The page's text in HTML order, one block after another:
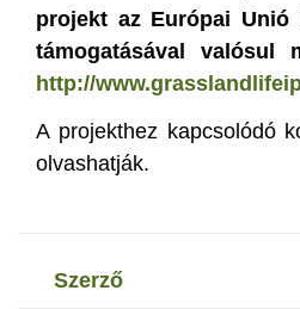
projekt az Európai Unió
támogatásával valósul
http://
A projekthez kapcsolódó
olvashatják.
szerző